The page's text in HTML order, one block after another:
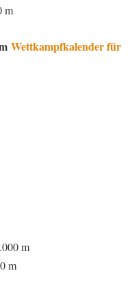
m
Wettkampfkalender für
m
m